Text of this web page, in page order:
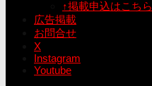
↑掲載申込はこちら
広告掲載
お問合せ
X
Instagram
Youtube